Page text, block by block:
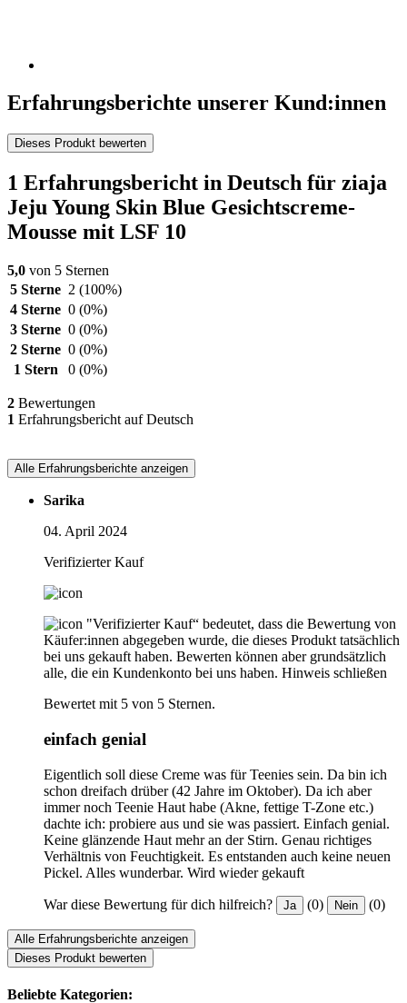
Erfahrungsberichte unserer Kund:innen
Dieses Produkt bewerten
1 Erfahrungsbericht in Deutsch für ziaja
Jeju Young Skin Blue Gesichtscreme-
Mousse mit LSF 10
5,0 von 5 Sternen
5 Sterne 2 (100%)
4 Sterne 0 (0%)
3 Sterne 0 (0%)
2 Sterne 0 (0%)
1 Stern
0 (0%)
2 Bewertungen
1 Erfahrungsbericht auf Deutsch
Alle Erfahrungsberichte anzeigen
Sarika
04. April 2024
Verifizierter Kauf
"Verifizierter Kauf“ bedeutet, dass die Bewertung von
Käufer:innen abgegeben wurde, die dieses Produkt tatsächlich
bei uns gekauft haben. Bewerten können aber grundsätzlich
alle, die ein Kundenkonto bei uns haben. Hinweis schließen
Bewertet mit 5 von 5 Sternen.
einfach genial
Eigentlich soll diese Creme was für Teenies sein. Da bin ich
schon dreifach drüber (42 Jahre im Oktober). Da ich aber
immer noch Teenie Haut habe (Akne, fettige T-Zone etc.)
dachte ich: probiere aus und sie was passiert. Einfach genial.
Keine glänzende Haut mehr an der Stirn. Genau richtiges
Verhältnis von Feuchtigkeit. Es entstanden auch keine neuen
Pickel. Alles wunderbar. Wird wieder gekauft
War diese Bewertung für dich hilfreich? Ja (0) Nein (0)
Alle Erfahrungsberichte anzeigen
Dieses Produkt bewerten
Beliebte Kategorien: